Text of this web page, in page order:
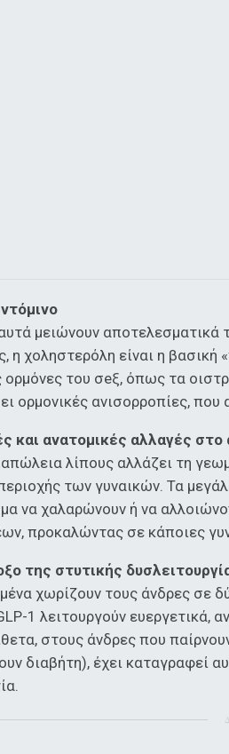
μειώνουν αποτελεσματικά
η χοληστερόλη είναι η βασική
ορμόνες του σeξ, όπως τα
ορμονικές ανισορροπίες, που
και ανατομικές αλλαγές στο
λίπους αλλάζει τη
των γυναικών. Τα
να χαλαρώνουν ή να
προκαλώντας σε κάποιες
της στυτικής
χωρίζουν τους άνδρες σε
1 λειτουργούν
στους άνδρες που
διαβήτη), έχει καταγραφεί